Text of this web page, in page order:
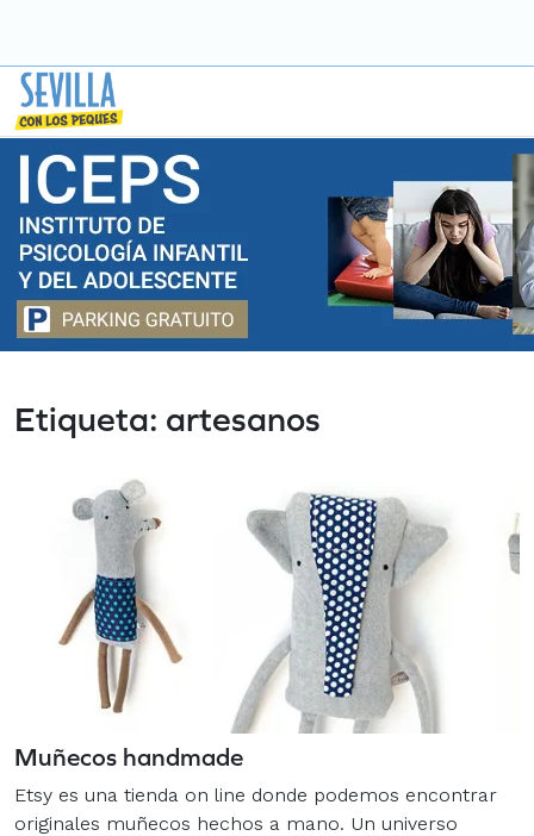
Saltar
contenido
Etiqueta: artesanos
Muñecos handmade
Etsy es una tienda on line donde podemos encontrar
originales muñecos hechos a mano. Un universo